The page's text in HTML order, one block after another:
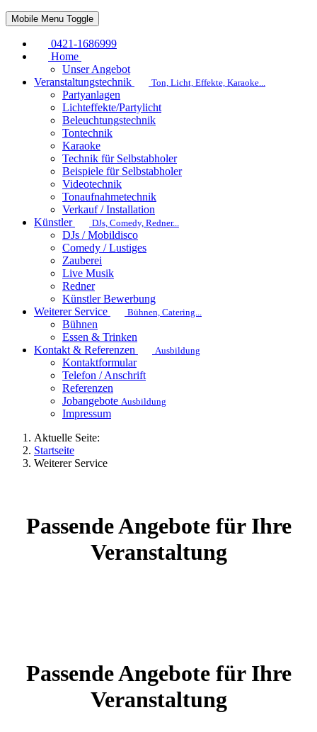
Mobile Menu Toggle
0421-1686999
Home
Unser Angebot
Veranstaltungstechnik
Ton, Licht, Effekte, Karaoke...
Partyanlagen
Lichteffekte/Partylicht
Beleuchtungstechnik
Tontechnik
Karaoke
Technik für Selbstabholer
Beispiele für Selbstabholer
Videotechnik
Tonaufnahmetechnik
Verkauf / Installation
Künstler
DJs, Comedy, Redner...
DJs / Mobildisco
Comedy / Lustiges
Zauberei
Live Musik
Redner
Künstler Bewerbung
Weiterer Service
Bühnen, Catering...
Bühnen
Essen & Trinken
Kontakt & Referenzen
Ausbildung
Kontaktformular
Telefon / Anschrift
Referenzen
Jobangebote Ausbildung
Impressum
Aktuelle Seite:
Startseite
Weiterer Service
Passende Angebote für Ihre
Veranstaltung
Passende Angebote für Ihre
Veranstaltung